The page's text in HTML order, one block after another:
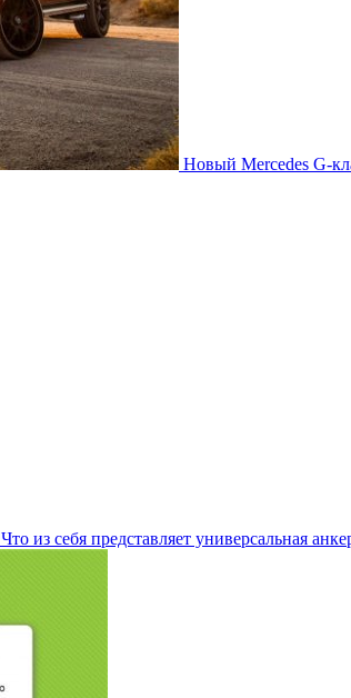
Новый Mercedes G-
Что из себя представляет универсальная